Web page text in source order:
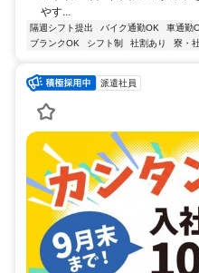
やす...
隔週シフト提出 バイク通勤OK 車通勤
ブランクOK
シフト制 社割あり 寮・
派遣社員